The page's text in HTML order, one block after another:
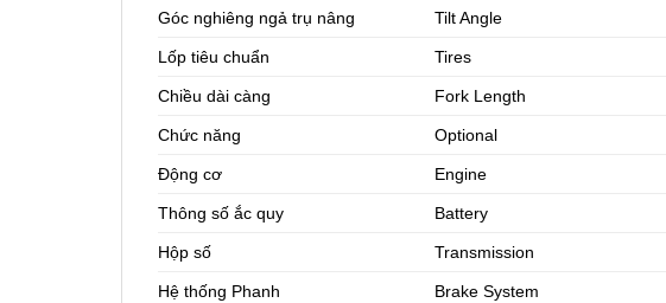
Góc nghiêng ngả trụ nâng Tilt Angle
Lốp tiêu chuẩn Tires
Chiều dài càng Fork Length
Chức năng Optional
Động cơ Engine
Thông số ắc quy Battery
Hộp số Transmission
Hệ thống Phanh Brake System